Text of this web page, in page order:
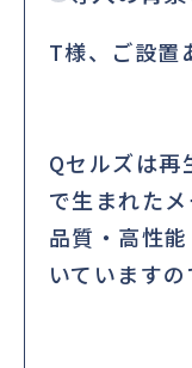
T様、ご設置
Qセルズは再
で生まれた
品質・高性
いていますの